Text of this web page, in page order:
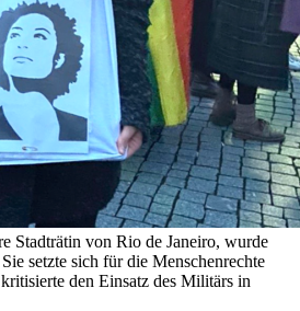
Stadträtin von Rio de Janeiro, wurde
setzte sich für die Menschenrechte
den Einsatz des Militärs in